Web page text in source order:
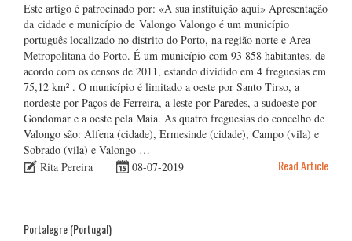
Este artigo é patrocinado por: «A sua instituição aqui» Apresentação
da cidade e município de Valongo Valongo é um município
português localizado no distrito do Porto, na região norte e Área
Metropolitana do Porto. É um município com 93 858 habitantes, de
acordo com os censos de 2011, estando dividido em 4 freguesias em
75,12 km² . O município é limitado a oeste por Santo Tirso, a
nordeste por Paços de Ferreira, a leste por Paredes, a sudoeste por
Gondomar e a oeste pela Maia. As quatro freguesias do concelho de
Valongo são: Alfena (cidade), Ermesinde (cidade), Campo (vila) e
Sobrado (vila) e Valongo …
Rita Pereira
08-07-2019 Read Article
Portalegre (Portugal)